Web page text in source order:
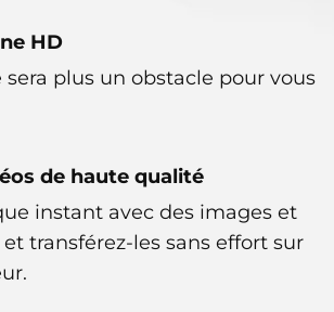
HD
sera plus un obstacle pour vous
de haute qualité
instant avec des images et
transférez-les sans effort sur